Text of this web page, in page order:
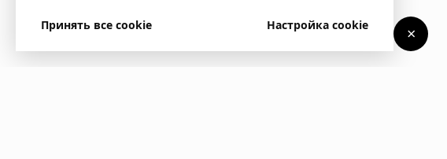
Принять все cookie Настройка cookie ×